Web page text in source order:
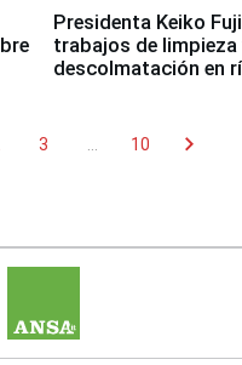
Presidenta Keiko
trabajos de limpieza
descolmatación en
3 10 chevron_right